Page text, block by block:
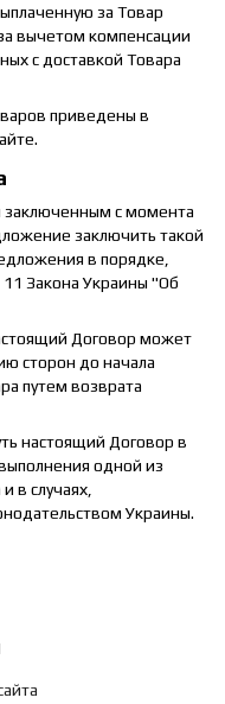
за Товар
вычетом компенсации
с доставкой Товара
приведены в
заключенным с момента
заключить такой
в порядке,
Закона Украины "Об
Договор может
сторон до начала
путем возврата
настоящий Договор в
одной из
в случаях,
Украины.